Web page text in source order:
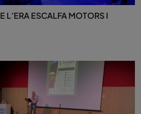
L’ERA ESCALFA MOTORS I